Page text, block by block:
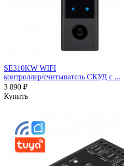
SE310KW WIFI
контроллер/считыватель СКУД c ...
3 890 ₽
Купить